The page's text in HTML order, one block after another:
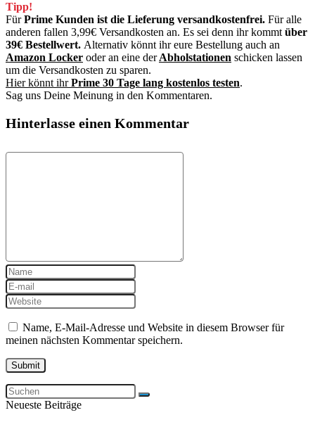
Tipp!
FürPrime Kunden ist die Lieferung versandkostenfrei. Für alle
anderen fallen 3,99€ Versandkosten an. Es sei denn ihr kommt über
39€ Bestellwert. Alternativ könnt ihr eure Bestellung auch an
Amazon Locker oder an eine der Abholstationen schicken lassen
um die Versandkosten zu sparen.
Hier könnt ihrPrime 30 Tage lang kostenlos testen.
Sag uns Deine Meinung in den Kommentaren.
Hinterlasse einen Kommentar
Name, E-Mail-Adresse und Website in diesem Browser für
meinen nächsten Kommentar speichern.
Neueste Beiträge